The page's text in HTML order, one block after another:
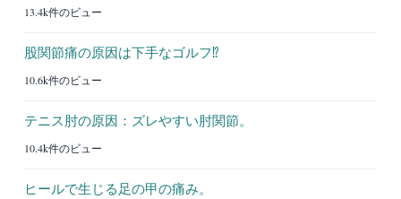
13.4k件のビュー
股関節痛の原因は下手なゴルフ⁉︎
10.6k件のビュー
テニス肘の原因：ズレやすい肘関節。
10.4k件のビュー
ヒールで生じる足の甲の痛み。